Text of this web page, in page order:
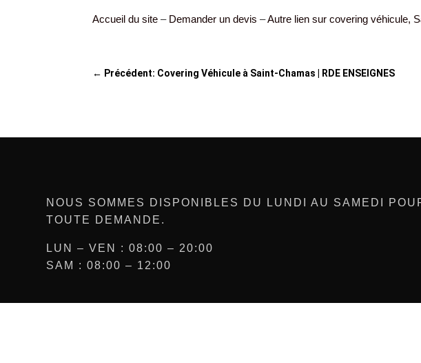
Accueil du site – Demander un devis –Autre lien sur covering véhicule,
← Précédent: Covering Véhicule à Saint-Chamas | RDE ENSEIGNES
NOUS SOMMES DISPONIBLES DU LUNDI AU SAMEDI
TOUTE DEMANDE.
LUN – VEN : 08:00 – 20:00
SAM : 08:00 – 12:00